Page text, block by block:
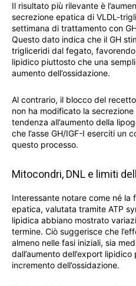
Il risultato più rilevante è
secrezione epatica di VLDL-
settimana di trattamento con
Questo dato indica che il GH
trigliceridi dal fegato,
lipidico piuttosto che una
aumento dell’ossidazione.
Al contrario, il blocco del
non ha modificato la
tendenza all’aumento della
che l’asse GH/IGF-I eserciti un
questo processo.
Mitocondri, DNL e limiti
Interessante notare come né la
epatica, valutata tramite ATP
lipidica abbiano mostrato
termine. Ciò suggerisce che
almeno nelle fasi iniziali, sia
dall’aumento dell’export
incremento dell’ossidazione.